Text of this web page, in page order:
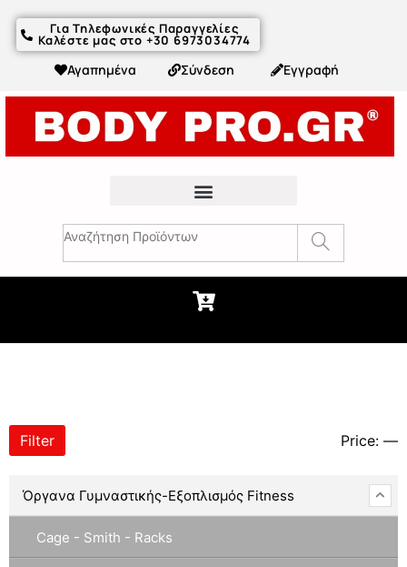
Για Τηλεφωνικές Παραγγελίες
Καλέστε μας στο +30 6973034774
Αγαπημένα Σύνδεση Εγγραφή
Filter Price: —
Όργανα Γυμναστικής-Εξοπλισμός Fitness
Cage - Smith - Racks